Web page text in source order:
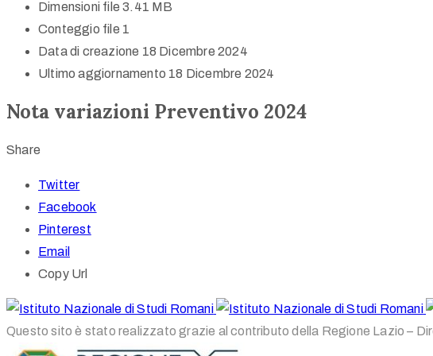
Dimensioni file3.41 MB
Conteggio file 1
Data di creazione 18 Dicembre 2024
Ultimo aggiornamento 18 Dicembre 2024
Nota variazioni Preventivo 2024
Share
Twitter
Facebook
Pinterest
Email
Copy Url
Questo sito è stato realizzato grazie al contributo della Regione Lazio –